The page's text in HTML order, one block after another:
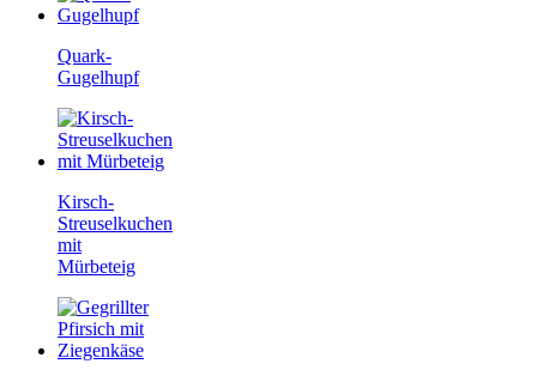
Quark-
Gugelhupf
Kirsch-
Streuselkuchen
mit
Mürbeteig